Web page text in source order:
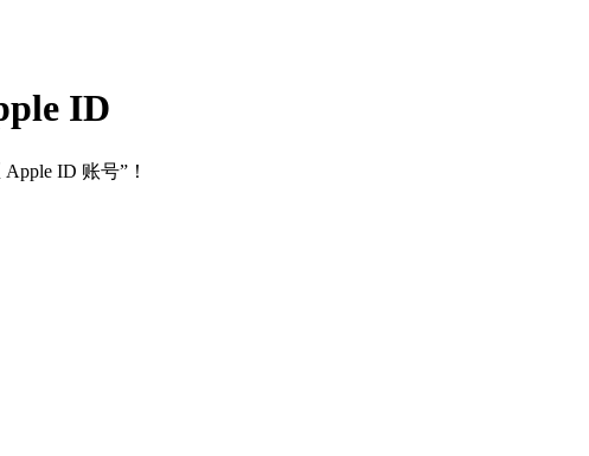
ID
ID 账号”！